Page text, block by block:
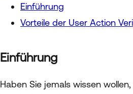
Einführung
Vorteile der User Action
Einführung
Haben Sie jemals wissen